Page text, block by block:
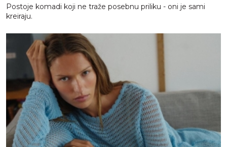
Postoje komadi koji ne traže posebnu priliku - oni je sami
kreiraju.